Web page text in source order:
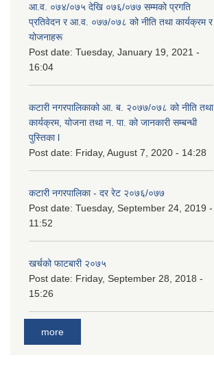
आ.व. ०७४/०७५ देखि ०७६/०७७ सम्मको प्रगति
प्रतिवेदन र आ.व. ०७७/०७८ को नीति तथा कार्यक्रम र
योजनाहरू
Post date: Tuesday, January 19, 2021 -
16:04
कटारी नगरपालिकाको आ. ब. २०७७/०७८ को नीति तथा
कार्यक्रम, योजना तथा न. पा. को जानकारी सम्बन्धी
पुस्तिका l
Post date: Friday, August 7, 2020 - 14:28
कटारी नगरपालिका - दर रेट २०७६/०७७
Post date: Tuesday, September 24, 2019 -
11:52
खर्चको फाटबारी २०७५
Post date: Friday, September 28, 2018 -
15:26
more